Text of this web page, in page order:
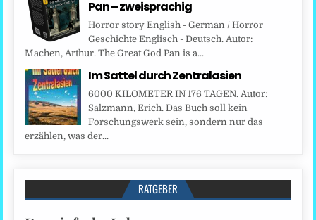
Pan – zweisprachig
Horror story English - German / Horror
Geschichte Englisch - Deutsch. Autor:
Machen, Arthur. The Great God Pan is a...
Im Sattel durch Zentralasien
6000 KILOMETER IN 176 TAGEN. Autor:
Salzmann, Erich. Das Buch soll kein
Forschungswerk sein, sondern nur das
erzählen, was der...
RATGEBER